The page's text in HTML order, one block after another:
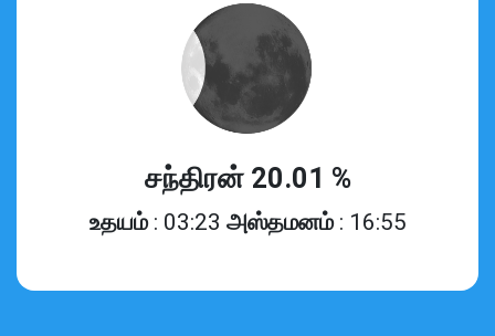
சந்திரன் 20.01 %
உதயம் : 03:23 அஸ்தமனம் : 16:55